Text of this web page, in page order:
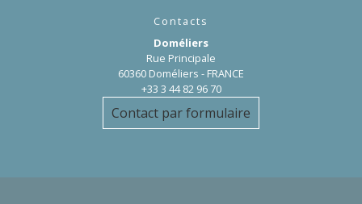
Contacts
Doméliers
Rue Principale
60360 Doméliers - FRANCE
+33 3 44 82 96 70
Contact par formulaire